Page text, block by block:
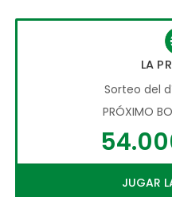
LA
Sorteo del
PRÓXIMO
JUGAR